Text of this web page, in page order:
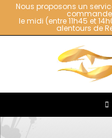
Nous proposons un
le midi (entre 11h45 et
alentours de